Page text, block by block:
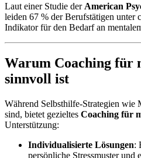
Laut einer Studie der American
leiden 67 % der Berufstätigen unter
Indikator für den Bedarf an
Warum Coaching für
sinnvoll ist
Während Selbsthilfe-Strategien wie
sind, bietet gezieltes Coaching für
Unterstützung:
Individualisierte Lösungen:
persönliche Stressmuster und